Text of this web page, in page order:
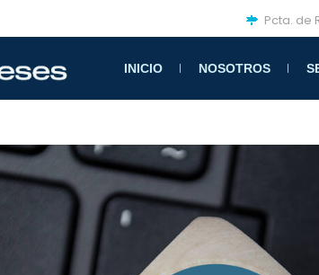
Pcta. de
INICIO NOSOTROS